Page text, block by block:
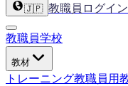
🇯🇵 教職員ログイン
教職員学校
教材
トレーニング教職員用